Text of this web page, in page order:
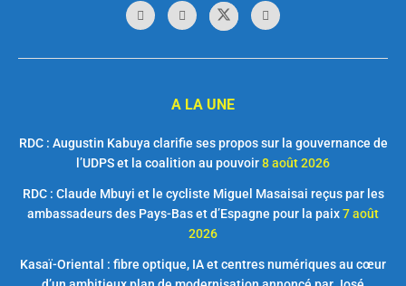
A LA UNE
RDC : Augustin Kabuya clarifie ses propos sur la gouvernance de
l’UDPS et la coalition au pouvoir8 août 2026
RDC : Claude Mbuyi et le cycliste Miguel Masaisai reçus par les
ambassadeurs des Pays-Bas et d’Espagne pour la paix7 août
2026
Kasaï-Oriental : fibre optique, IA et centres numériques au cœur